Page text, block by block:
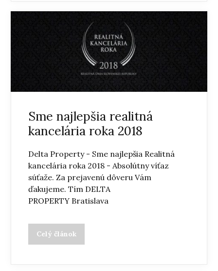
Sme najlepšia realitná
kancelária roka 2018
Delta Property - Sme najlepšia Realitná
kancelária roka 2018 - Absolútny víťaz
súťaže. Za prejavenú dôveru Vám
ďakujeme. Tím DELTA
PROPERTY Bratislava
Celý článok